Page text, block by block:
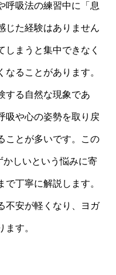
呼吸法の練習中に「息
じた経験はありません
しまうと集中できなく
ることがあります。
する自然な現象であ
吸や心の姿勢を取り戻
ことが多いです。この
かしいという悩みに寄
丁寧に解説します。
不安が軽くなり、ヨガ
す。